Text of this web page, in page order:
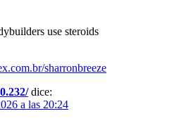
use steroids
sharronbreeze
dice:
a las 20:24